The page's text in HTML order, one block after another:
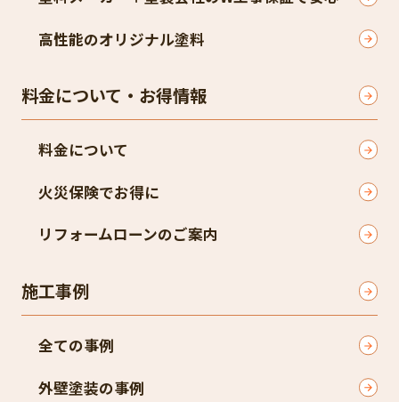
高性能のオリジナル塗料
料金について・お得情報
料金について
火災保険でお得に
リフォームローンのご案内
施工事例
全ての事例
外壁塗装の事例